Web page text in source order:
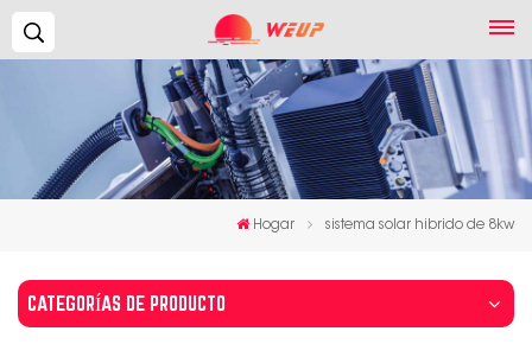
Hogar sistema solar hibrido de 8kw
CATEGORÍAS DE PRODUCTO